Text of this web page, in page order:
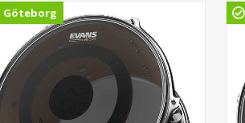
Göteborg